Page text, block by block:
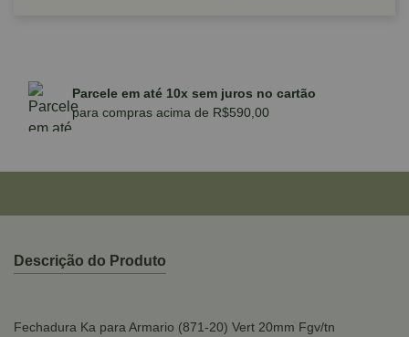
Parcele em até 10x sem juros no cartão
para compras acima de R$590,00
Descrição do Produto
Fechadura Ka para Armario (871-20) Vert 20mm Fgv/tn